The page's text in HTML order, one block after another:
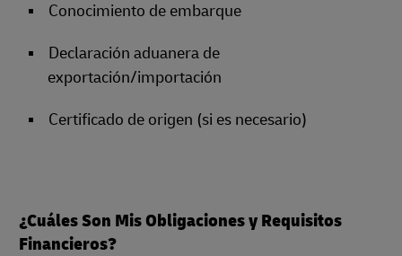
Conocimiento de embarque
Declaración aduanera de
exportación/importación
Certificado de origen (si es necesario)
¿Cuáles Son Mis Obligaciones y Requisitos
Financieros?